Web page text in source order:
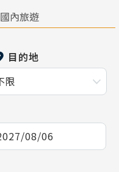
國內旅遊
目的地